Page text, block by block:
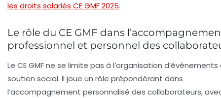
les droits salariés CE GMF 2025.
Le rôle du CE GMF dans
professionnel et personnel des
Le CE GMF ne se limite pas à l’organisation d’événements
soutien social. Il joue un rôle prépondérant dans
l’accompagnement personnalisé des collaborateurs,